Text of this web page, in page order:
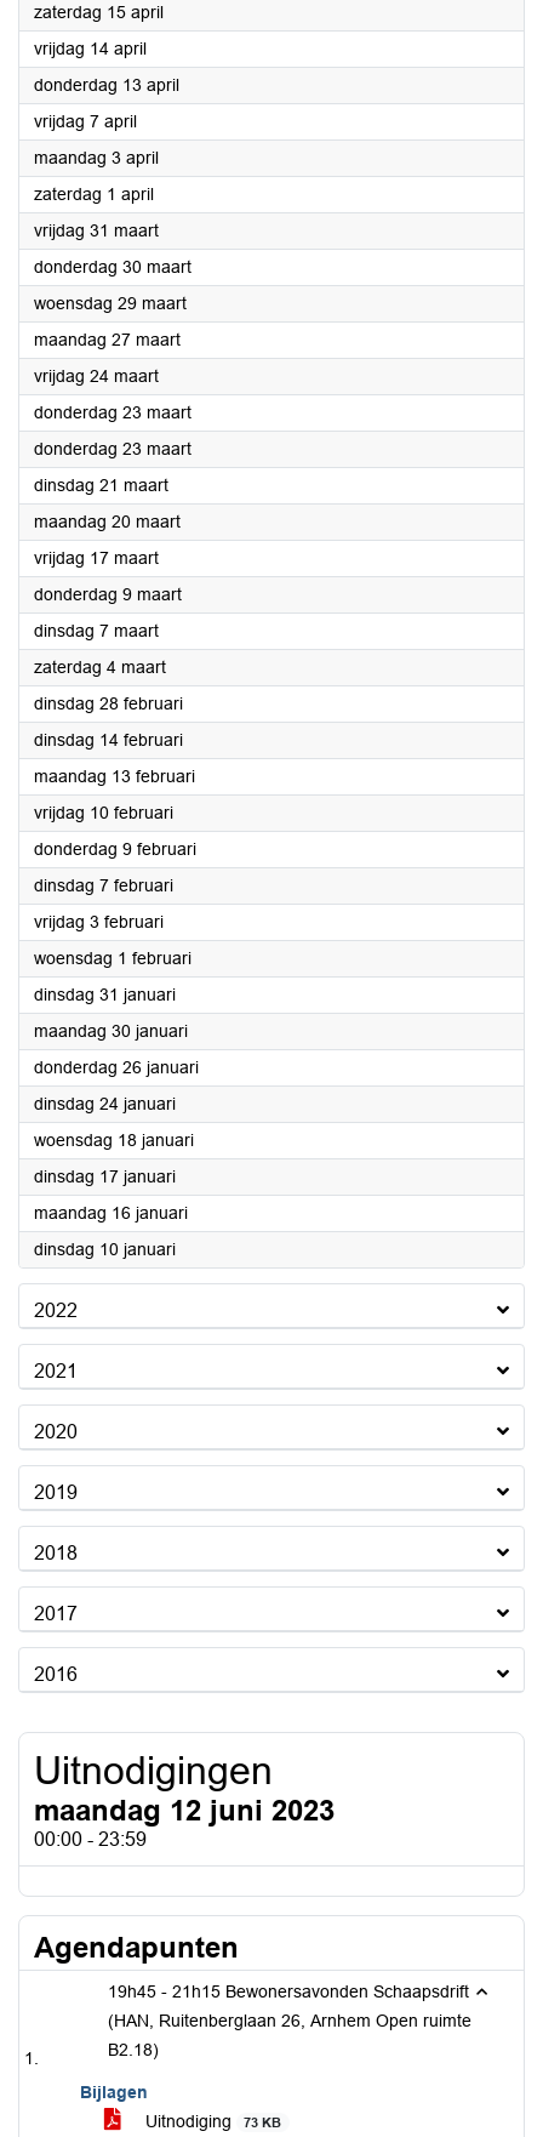
zaterdag 15 april2023
vrijdag 14 april2023
donderdag 13 april2023
vrijdag 7 april2023
maandag 3 april2023
zaterdag 1 april2023
vrijdag 31 maart2023
donderdag 30 maart2023
woensdag 29 maart2023
maandag 27 maart2023
vrijdag 24 maart2023
donderdag 23 maart2023
donderdag 23 maart2023
dinsdag 21 maart2023
maandag 20 maart2023
vrijdag 17 maart2023
donderdag 9 maart2023
dinsdag 7 maart2023
zaterdag 4 maart2023
dinsdag 28 februari2023
dinsdag 14 februari2023
maandag 13 februari2023
vrijdag 10 februari2023
donderdag 9 februari2023
dinsdag 7 februari2023
vrijdag 3 februari2023
woensdag 1 februari2023
dinsdag 31 januari2023
maandag 30 januari2023
donderdag 26 januari2023
dinsdag 24 januari2023
woensdag 18 januari2023
dinsdag 17 januari2023
maandag 16 januari2023
dinsdag 10 januari2023
2022
2021
2020
2019
2018
2017
2016
Uitnodigingen
maandag 12 juni 2023
00:00 - 23:59
Agendapunten
19h45 - 21h15 Bewonersavonden Schaapsdrift
(HAN, Ruitenberglaan 26, Arnhem Open ruimte
B2.18)
Bijlagen
Uitnodiging
73 KB